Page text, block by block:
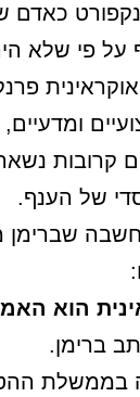
פי שלא
קרובות
של הענף.
שברימן
הוא
ברימן.
בממשלת